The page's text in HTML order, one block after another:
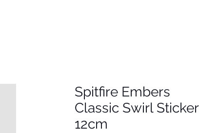
Spitfire Embers
Classic Swirl Sticker
12cm